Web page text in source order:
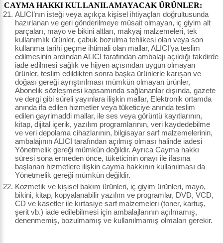
CAYMA HAKKI KULLANILAMAYACAK ÜRÜNLER:
ALICI’nın isteği veya açıkça kişisel ihtiyaçları doğrultusunda
hazırlanan ve geri gönderilmeye müsait olmayan, iç giyim alt
parçaları, mayo ve bikini altları, makyaj malzemeleri, tek
kullanımlık ürünler, çabuk bozulma tehlikesi olan veya son
kullanma tarihi geçme ihtimali olan mallar, ALICI’ya teslim
edilmesinin ardından ALICI tarafından ambalajı açıldığı takdirde
iade edilmesi sağlık ve hijyen açısından uygun olmayan
ürünler, teslim edildikten sonra başka ürünlerle karışan ve
doğası gereği ayrıştırılması mümkün olmayan ürünler,
Abonelik sözleşmesi kapsamında sağlananlar dışında, gazete
ve dergi gibi süreli yayınlara ilişkin mallar, Elektronik ortamda
anında ifa edilen hizmetler veya tüketiciye anında teslim
edilen gayrimaddi mallar, ile ses veya görüntü kayıtlarının,
kitap, dijital içerik, yazılım programlarının, veri kaydedebilme
ve veri depolama cihazlarının, bilgisayar sarf malzemelerinin,
ambalajının ALICI tarafından açılmış olması halinde iadesi
Yönetmelik gereği mümkün değildir. Ayrıca Cayma hakkı
süresi sona ermeden önce, tüketicinin onayı ile ifasına
başlanan hizmetlere ilişkin cayma hakkının kullanılması da
Yönetmelik gereği mümkün değildir.
Kozmetik ve kişisel bakım ürünleri, iç giyim ürünleri, mayo,
bikini, kitap, kopyalanabilir yazılım ve programlar, DVD, VCD,
CD ve kasetler ile kırtasiye sarf malzemeleri (toner, kartuş,
şerit vb.) iade edilebilmesi için ambalajlarının açılmamış,
denenmemiş, bozulmamış ve kullanılmamış olmaları gerekir.